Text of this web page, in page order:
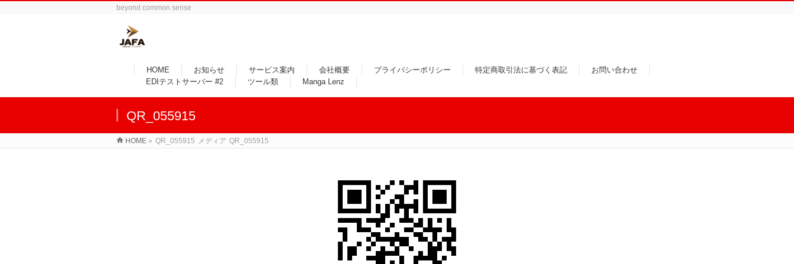
beyond common sense
HOME お知らせ サービス案内 会社概要 プライバシーポリシー 特定商取引法に基づく表記
お問い合わせ
EDIテストサーバー #2
ツール類 Manga Lenz
QR_055915
HOME » QR_055915 メディア QR_055915